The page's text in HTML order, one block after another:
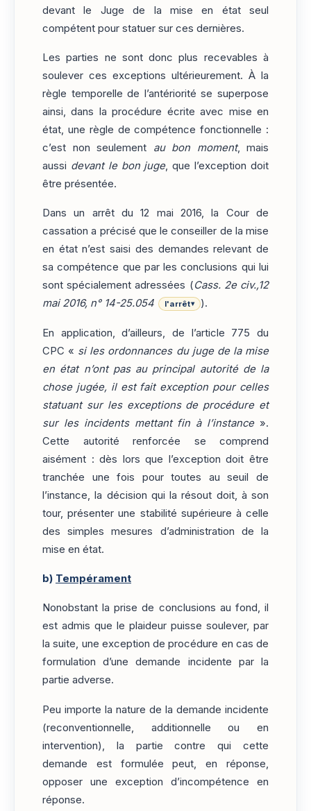
devant le Juge de la mise en état seul
compétent pour statuer sur ces dernières.
Les parties ne sont donc plus recevables à
soulever ces exceptions ultérieurement. À la
règle temporelle de l’antériorité se superpose
ainsi, dans la procédure écrite avec mise en
état, une règle de compétence fonctionnelle :
c’est non seulement au bon moment, mais
aussi devant le bon juge, que l’exception doit
être présentée.
Dans un arrêt du 12 mai 2016, la Cour de
cassation a précisé que le conseiller de la mise
en état n’est saisi des demandes relevant de
sa compétence que par les conclusions qui lui
sont spécialement adressées (Cass. 2e civ.,12
mai 2016, n° 14-25.054
l'arrêt▾ ).
En application, d’ailleurs, de l’article 775 du
CPC « si les ordonnances du juge de la mise
en état n’ont pas au principal autorité de la
chose jugée, il est fait exception pour celles
statuant sur les exceptions de procédure et
sur les incidents mettant fin à l’instance».
Cette autorité renforcée se comprend
aisément : dès lors que l’exception doit être
tranchée une fois pour toutes au seuil de
l’instance, la décision qui la résout doit, à son
tour, présenter une stabilité supérieure à celle
des simples mesures d’administration de la
mise en état.
b) Tempérament
Nonobstant la prise de conclusions au fond, il
est admis que le plaideur puisse soulever, par
la suite, une exception de procédure en cas de
formulation d’une demande incidente par la
partie adverse.
Peu importe la nature de la demande incidente
(reconventionnelle, additionnelle ou en
intervention), la partie contre qui cette
demande est formulée peut, en réponse,
opposer une exception d’incompétence en
réponse.